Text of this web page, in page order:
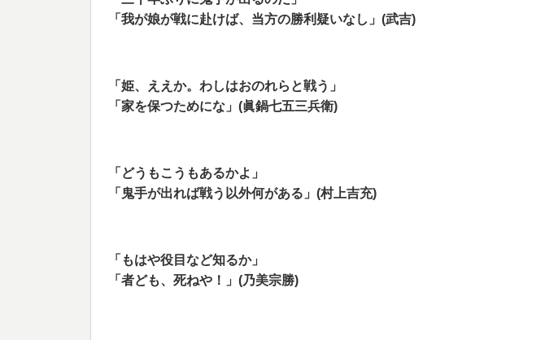
「我が娘が戦に赴けば、当方の勝利疑いなし」(武吉)
「姫、ええか。わしはおのれらと戦う」
「家を保つためにな」(眞鍋七五三兵衛)
「どうもこうもあるかよ」
「鬼手が出れば戦う以外何がある」(村上吉充)
「もはや役目など知るか」
「者ども、死ねや！」(乃美宗勝)